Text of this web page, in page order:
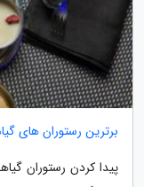
برترین رستوران های
پیدا کردن رستوران